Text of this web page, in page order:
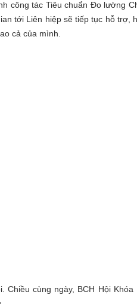
công tác Tiêu chuẩn Đo lường
tới Liên hiệp sẽ tiếp tục hỗ trợ,
cả của mình.
cùng ngày, BCH Hội Khóa